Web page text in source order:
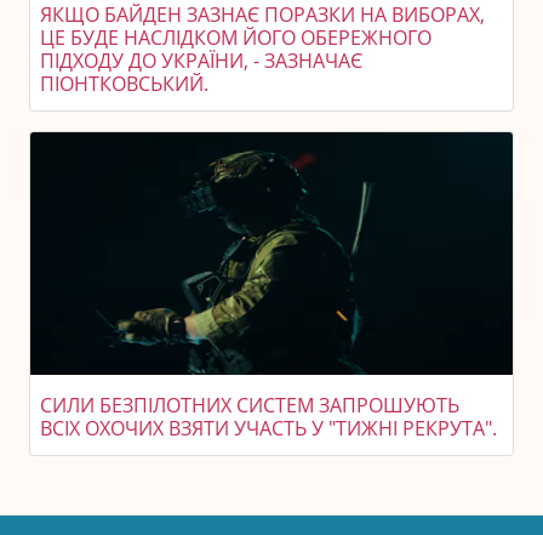
ЯКЩО БАЙДЕН ЗАЗНАЄ ПОРАЗКИ НА ВИБОРАХ,
ЦЕ БУДЕ НАСЛІДКОМ ЙОГО ОБЕРЕЖНОГО
ПІДХОДУ ДО УКРАЇНИ, - ЗАЗНАЧАЄ
ПІОНТКОВСЬКИЙ.
СИЛИ БЕЗПІЛОТНИХ СИСТЕМ ЗАПРОШУЮТЬ
ВСІХ ОХОЧИХ ВЗЯТИ УЧАСТЬ У "ТИЖНІ РЕКРУТА".